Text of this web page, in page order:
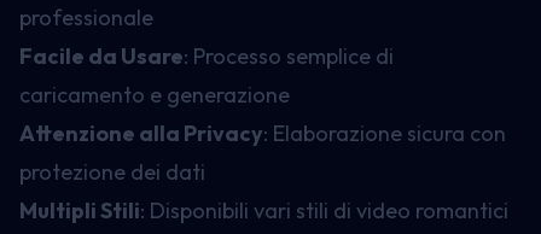
professionale
Facile da Usare: Processo semplice di
caricamento e generazione
Attenzione alla Privacy: Elaborazione sicura con
protezione dei dati
Multipli Stili: Disponibili vari stili di video romantici